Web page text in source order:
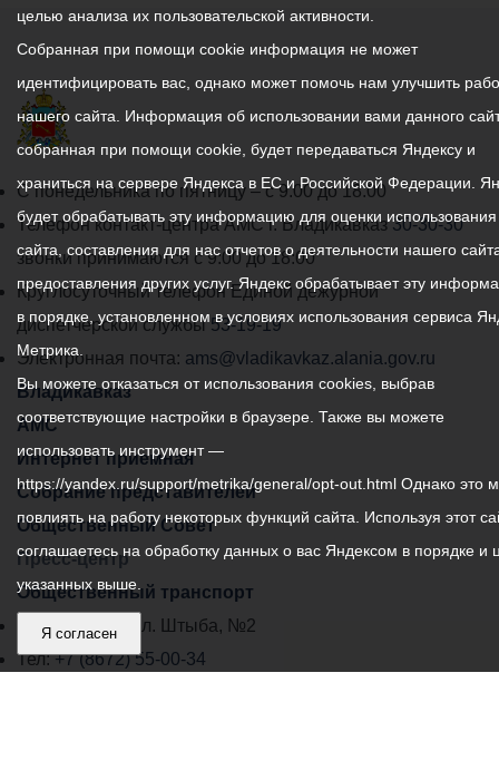
График
работы
администрации
местного
самоуправления
города
Владикавказ:
С понедельника по пятницу – с 9.00 до 18.00
Телефон контакт-центра АМС г. Владикавказ30-30-30
звонки принимаются с 9:00 до 18:00
Круглосуточный телефон Единой дежурной
диспетчерской службы53-19-19
Электронная почта: ams@vladikavkaz.alania.gov.ru
Владикавказ
АМС
Интернет приемная
Собрание представителей
Общественный Совет
Пресс-центр
Общественный транспорт
Владикавказ, пл. Штыба, №2
Тел:+7 (8672) 55-00-34
целью анализа их пользовательской активности.
Собранная при помощи cookie информация не может
идентифицировать вас, однако может помочь нам улучшить
нашего сайта. Информация об использовании вами данного
собранная при помощи cookie, будет передаваться Яндексу и
храниться на сервере Яндекса в ЕС и Российской Федерации.
будет обрабатывать эту информацию для оценки
сайта, составления для нас отчетов о деятельности нашего
предоставления других услуг. Яндекс обрабатывает эту
в порядке, установленном в условиях использования сервиса
Метрика.
Вы можете отказаться от использования cookies, выбрав
соответствующие настройки в браузере. Также вы можете
использовать инструмент —
https://yandex.ru/support/metrika/general/opt-out.html Однако это
повлиять на работу некоторых функций сайта. Используя этот
соглашаетесь на обработку данных о вас Яндексом в порядке и
указанных выше.
Я согласен